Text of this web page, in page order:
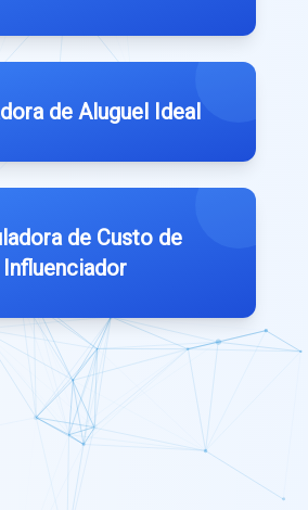
de Aluguel Ideal
de Custo de
Influenciador